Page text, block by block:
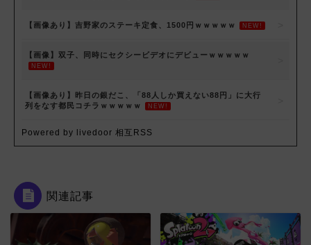
【画像あり】吉野家のステーキ定食、1500円ｗｗｗｗｗ NEW!
【画像】双子、同時にセクシービデオにデビューｗｗｗｗｗ
NEW!
【画像あり】昨日の銀だこ、「88人しか買えない88円」に大行
列をなす都民コチラｗｗｗｗｗ
NEW!
Powered by livedoor 相互RSS
関連記事